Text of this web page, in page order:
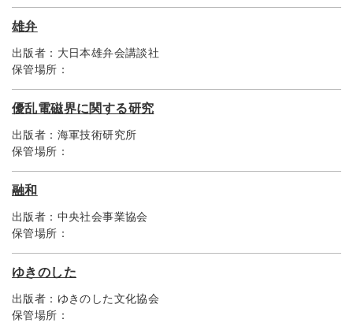
雄弁
出版者： 大日本雄弁会講談社
保管場所：
優乱電磁界に関する研究
出版者： 海軍技術研究所
保管場所：
融和
出版者： 中央社会事業協会
保管場所：
ゆきのした
出版者： ゆきのした文化協会
保管場所：